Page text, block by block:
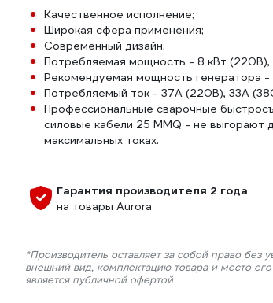
Качественное исполнение;
Широкая сфера применения;
Современный дизайн;
Потребляемая мощность - 8 кВт (220В),
Рекомендуемая мощность генератора -
Потребляемый ток - 37А (220В), 33А
Профессиональные сварочные
силовые кабели 25 MMQ - не выгорают
максимальных токах.
Гарантия производителя 2 года
на товары Aurora
*Производитель оставляет за собой право без
внешний вид, комплектацию товара и место
является публичной офертой